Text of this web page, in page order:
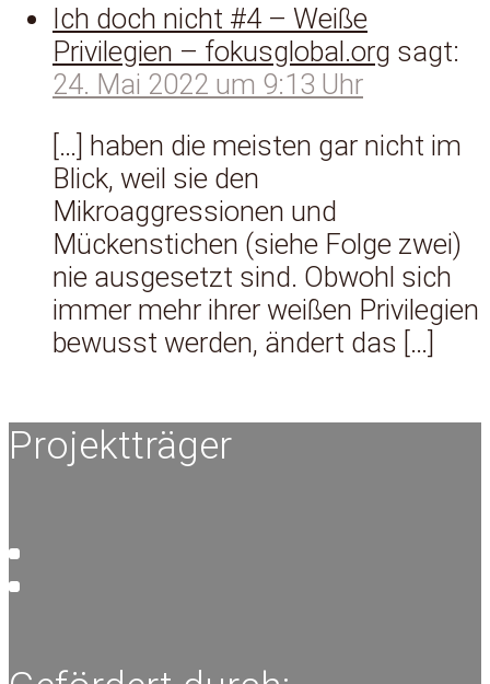
Ich doch nicht #4 – Weiße
Privilegien – fokusglobal.org sagt:
24. Mai 2022 um 9:13 Uhr
[…] haben die meisten gar nicht im
Blick, weil sie den
Mikroaggressionen und
Mückenstichen (siehe Folge zwei)
nie ausgesetzt sind. Obwohl sich
immer mehr ihrer weißen Privilegien
bewusst werden, ändert das […]
Projektträger